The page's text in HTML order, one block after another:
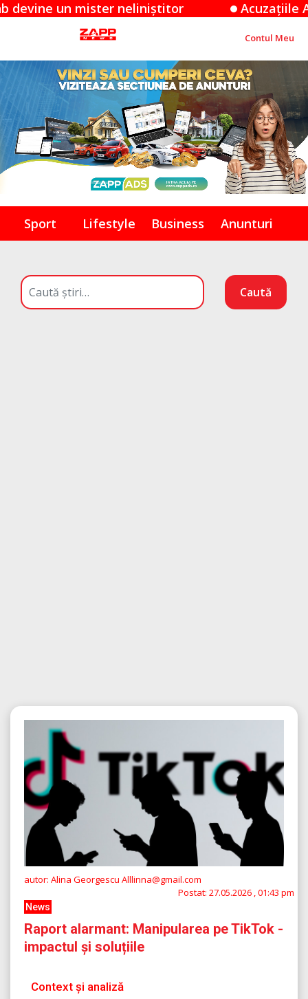
mister neliniștitor Acuzațiile Apple
Contul Meu
Sport Lifestyle Business Anunturi
Caută
autor: Alina Georgescu Alllinna@gmail.com
Postat: 27.05.2026 , 01:43 pm
News
Raport alarmant: Manipularea pe TikTok -
impactul și soluțiile
Context și analiză